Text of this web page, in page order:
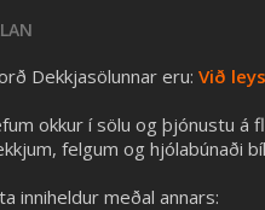
Dekkjasölunnar eru: Við
okkur í sölu og þjónustu á
felgum og hjólabúnaði
inniheldur meðal annars: